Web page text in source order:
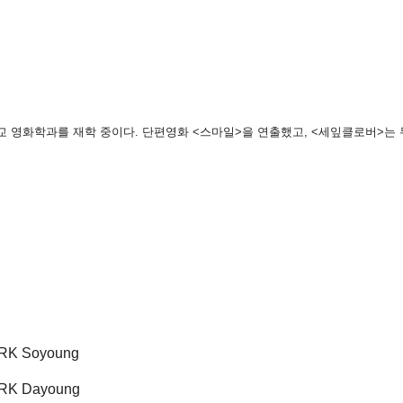
영화학과를 재학 중이다. 단편영화 <스마일>을 연출했고, <세잎클로버>는
Soyoung
Dayoung